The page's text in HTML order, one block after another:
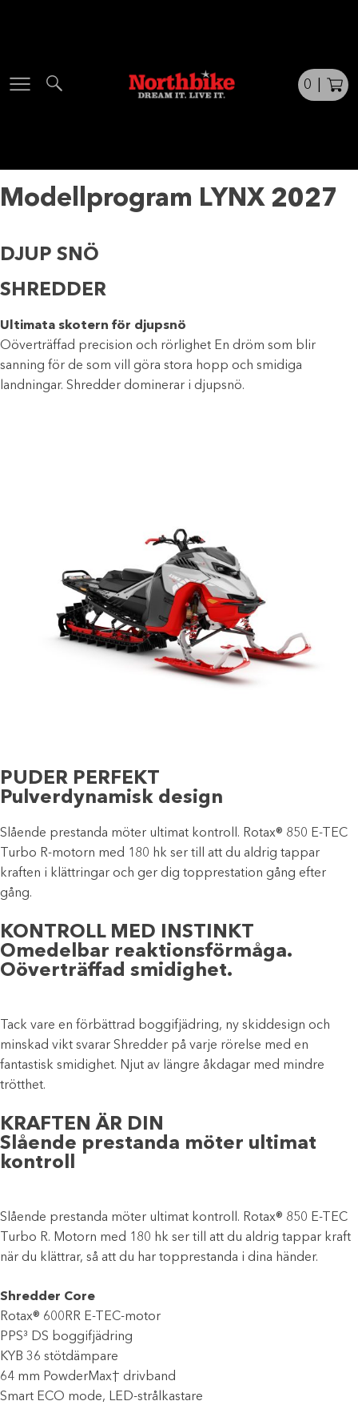
0
Modellprogram LYNX 2027
DJUP SNÖ
SHREDDER
Ultimata skotern för djupsnö
Oöverträffad precision och rörlighet En dröm som blir
sanning för de som vill göra stora hopp och smidiga
landningar. Shredder dominerar i djupsnö.
PUDER PERFEKT
Pulverdynamisk design
Slående prestanda möter ultimat kontroll. Rotax® 850 E-TEC
Turbo R-motorn med 180 hk ser till att du aldrig tappar
kraften i klättringar och ger dig topprestation gång efter
gång.
KONTROLL MED INSTINKT
Omedelbar reaktionsförmåga.
Oöverträffad smidighet.
Tack vare en förbättrad boggifjädring, ny skiddesign och
minskad vikt svarar Shredder på varje rörelse med en
fantastisk smidighet. Njut av längre åkdagar med mindre
trötthet.
KRAFTEN ÄR DIN
Slående prestanda möter ultimat
kontroll
Slående prestanda möter ultimat kontroll. Rotax® 850 E-TEC
Turbo R. Motorn med 180 hk ser till att du aldrig tappar kraft
när du klättrar, så att du har topprestanda i dina händer.
Shredder Core
Rotax® 600RR E-TEC-motor
PPS³ DS boggifjädring
KYB 36 stötdämpare
64 mm PowderMax† drivband
Smart ECO mode, LED-strålkastare